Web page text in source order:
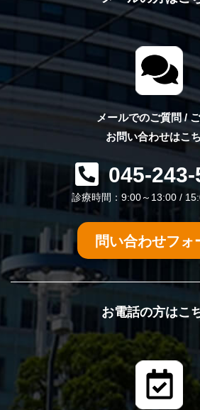
メールでのご質問 /
お問い合わせはこ
045-243-
診療時間：9:00～13:00 /
問い合わせフォ
お電話の方はこ